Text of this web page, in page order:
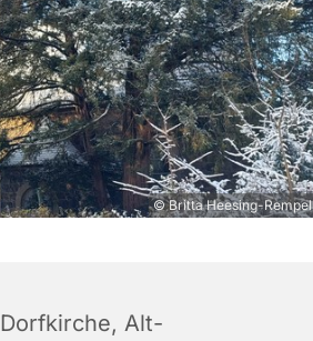
© Britta Heesing-Rempel
Dorfkirche, Alt-